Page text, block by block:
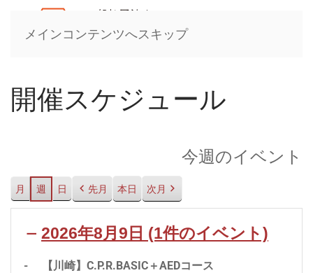
メインコンテンツへスキップ
開催スケジュール
今週のイベント
月 週 日 先月 本日 次月
2026年8月9日 (1件のイベント)
- 【川崎】C.P.R.BASIC＋AEDコース